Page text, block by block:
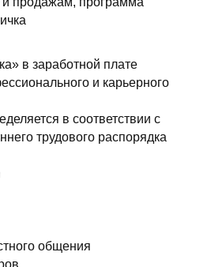
в заработной плате
и карьерного
в соответствии с
трудового распорядка
общения